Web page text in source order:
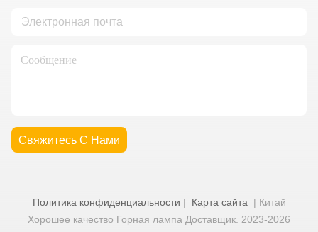
Свяжитесь С Нами
Политика конфиденциальности | Карта сайта| Китай
Хорошее качество Горная лампа Доставщик. 2023-2026